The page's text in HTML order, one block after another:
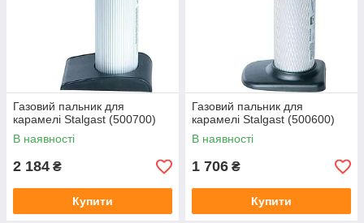
Газовий пальник для
карамелі Stalgast (500700)
В наявності
2 184 ₴
Купити
Газовий пальник для
карамелі Stalgast (500600)
В наявності
1 706 ₴
Купити